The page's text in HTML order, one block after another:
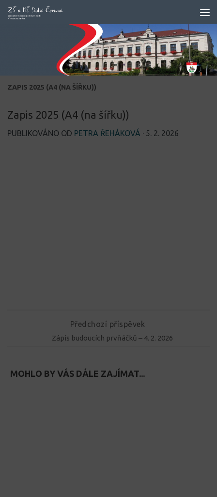
Skip to content
ZAPIS 2025 (A4 (NA ŠÍŘKU))
Zapis 2025 (A4 (na šířku))
PUBLIKOVÁNO OD PETRA ŘEHÁKOVÁ · 5. 2. 2026
Předchozí příspěvek
Zápis budoucích prvňáčků – 4. 2. 2026
MOHLO BY VÁS DÁLE ZAJÍMAT...